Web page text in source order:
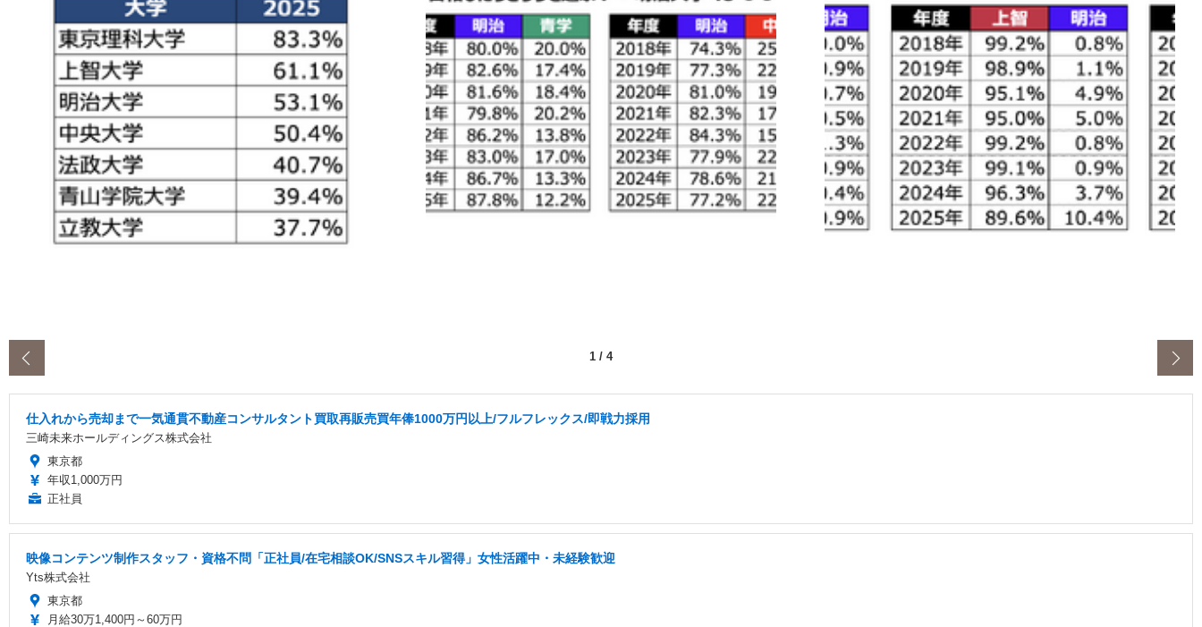
1 / 4
仕入れから売却まで一気通貫不動産コンサルタント買取再販売買年俸1000万円以上/フルフレックス/即戦力採用
三崎未来ホールディングス株式会社
東京都
年収1,000万円
正社員
映像コンテンツ制作スタッフ・資格不問「正社員/在宅相談OK/SNSスキル習得」女性活躍中・未経験歓迎
Yts株式会社
東京都
月給30万1,400円～60万円